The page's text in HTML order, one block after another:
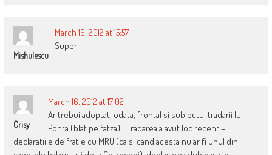
Mishulescu
March 16, 2012 at 15:57
Super !
Crisy
March 16, 2012 at 17:02
Ar trebui adoptat, odata, frontal si subiectul tradarii lui
Ponta (blat pe fatza)… Tradarea a avut loc recent –
declaratiile de fratie cu MRU (ca si cand acesta nu ar fi unul din